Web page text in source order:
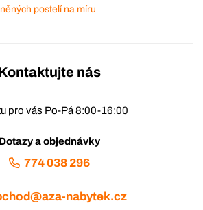
postelí na míru
nás
pro vás Po-Pá 8:00-16:00
Dotazy a objednávky
774 038 296
nabytek.cz